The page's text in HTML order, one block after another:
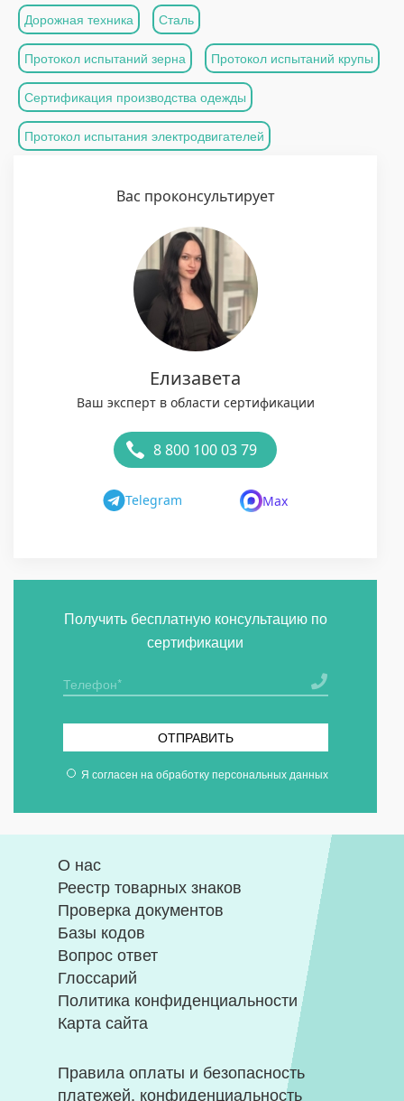
Дорожная техника Сталь
Протокол испытаний зерна Протокол испытаний крупы
Сертификация производства одежды
Протокол испытания электродвигателей
Вас проконсультирует
Елизавета
Ваш эксперт в области сертификации
8 800 100 03 79
Telegram Max
Получить бесплатную консультацию по
сертификации
ОТПРАВИТЬ
Я согласен на обработку персональных данных
О нас
Реестр товарных знаков
Проверка документов
Базы кодов
Вопрос ответ
Глоссарий
Политика конфиденциальности
Карта сайта
Правила оплаты и безопасность
платежей, конфиденциальность